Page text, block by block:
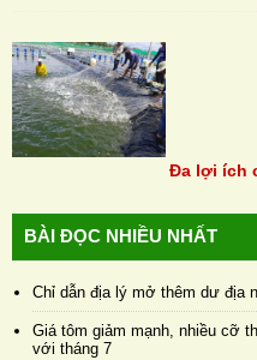
Đa lợi ích
BÀI ĐỌC NHIỀU NHẤT
Chỉ dẫn địa lý mở thêm dư địa
Giá tôm giảm mạnh, nhiều cỡ
với tháng 7